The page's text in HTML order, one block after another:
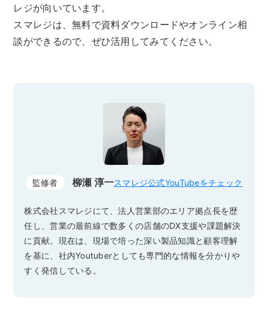
レジが向いています。
スマレジは、無料で資料ダウンロードやオンライン相
談ができるので、ぜひ活用してみてください。
監修者 柳瀬 淳一スマレジ公式YouTubeをチェック
株式会社スマレジにて、法人営業部のエリア拠点長を歴
任し、営業の最前線で数多くの店舗のDX支援や課題解決
に貢献。現在は、現場で培った深い製品知識と顧客理解
を基に、社内Youtuberとしても専門的な情報を分かりや
すく発信している。